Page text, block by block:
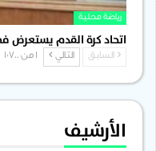
رياضة محلية
اتحاد كرة القدم يستعرض
السابق التالي
الأرشيف